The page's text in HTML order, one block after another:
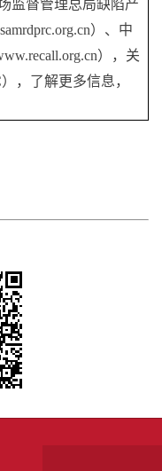
监督管理总局缺陷产
）、中
），关
，了解更多信息，